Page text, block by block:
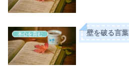
本心を育む 壁を破る言葉